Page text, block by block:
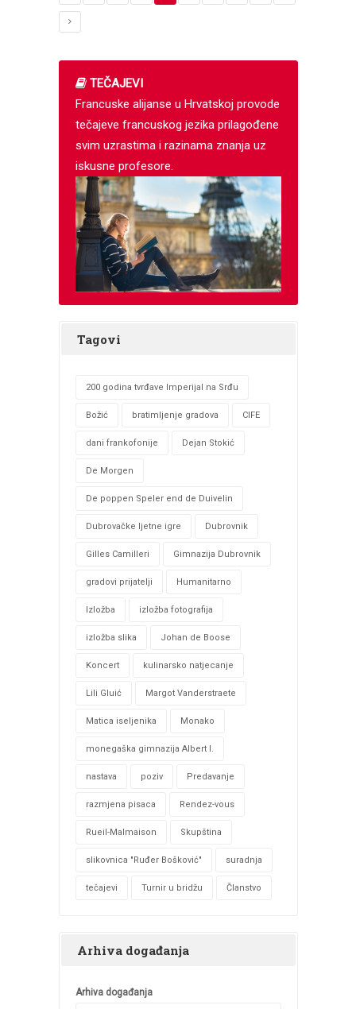
TEČAJEVI
Francuske alijanse u Hrvatskoj provode
tečajeve francuskog jezika prilagođene
svim uzrastima i razinama znanja uz
iskusne profesore.
Tagovi
200 godina tvrđave Imperijal na Srđu
Božić bratimljenje gradova CIFE
dani frankofonije Dejan Stokić
De Morgen
De poppen Speler end de Duivelin
Dubrovačke ljetne igre Dubrovnik
Gilles Camilleri Gimnazija Dubrovnik
gradovi prijatelji Humanitarno
Izložba izložba fotografija
izložba slika Johan de Boose
Koncert kulinarsko natjecanje
Lili Gluić Margot Vanderstraete
Matica iseljenika Monako
monegaška gimnazija Albert I.
nastava poziv Predavanje
razmjena pisaca Rendez-vous
Rueil-Malmaison Skupština
slikovnica "Ruđer Bošković" suradnja
tečajevi Turnir u bridžu Članstvo
Arhiva događanja
Arhiva događanja